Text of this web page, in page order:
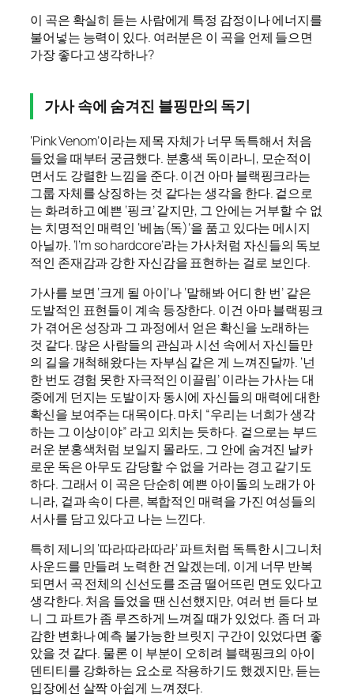
이 곡은 확실히 듣는 사람에게 특정 감정이나 에너지를
불어넣는 능력이 있다. 여러분은 이 곡을 언제 들으면
가장 좋다고 생각하나?
가사 속에 숨겨진 블핑만의 독기
‘Pink Venom’이라는 제목 자체가 너무 독특해서 처음
들었을 때부터 궁금했다. 분홍색 독이라니, 모순적이
면서도 강렬한 느낌을 준다. 이건 아마 블랙핑크라는
그룹 자체를 상징하는 것 같다는 생각을 한다. 겉으로
는 화려하고 예쁜 ‘핑크’ 같지만, 그 안에는 거부할 수 없
는 치명적인 매력인 ‘베놈(독)’을 품고 있다는 메시지
아닐까. ‘I’m so hardcore’라는 가사처럼 자신들의 독보
적인 존재감과 강한 자신감을 표현하는 걸로 보인다.
가사를 보면 ‘크게 될 아이’나 ‘말해봐 어디 한 번’ 같은
도발적인 표현들이 계속 등장한다. 이건 아마 블랙핑크
가 겪어온 성장과 그 과정에서 얻은 확신을 노래하는
것 같다. 많은 사람들의 관심과 시선 속에서 자신들만
의 길을 개척해왔다는 자부심 같은 게 느껴진달까. ‘넌
한 번도 경험 못한 자극적인 이끌림’ 이라는 가사는 대
중에게 던지는 도발이자 동시에 자신들의 매력에 대한
확신을 보여주는 대목이다. 마치 “우리는 너희가 생각
하는 그 이상이야” 라고 외치는 듯하다. 겉으로는 부드
러운 분홍색처럼 보일지 몰라도, 그 안에 숨겨진 날카
로운 독은 아무도 감당할 수 없을 거라는 경고 같기도
하다. 그래서 이 곡은 단순히 예쁜 아이돌의 노래가 아
니라, 겉과 속이 다른, 복합적인 매력을 가진 여성들의
서사를 담고 있다고 나는 느낀다.
특히 제니의 ‘따라따라따라’ 파트처럼 독특한 시그니처
사운드를 만들려 노력한 건 알겠는데, 이게 너무 반복
되면서 곡 전체의 신선도를 조금 떨어뜨린 면도 있다고
생각한다. 처음 들었을 땐 신선했지만, 여러 번 듣다 보
니 그 파트가 좀 루즈하게 느껴질 때가 있었다. 좀 더 과
감한 변화나 예측 불가능한 브릿지 구간이 있었다면 좋
았을 것 같다. 물론 이 부분이 오히려 블랙핑크의 아이
덴티티를 강화하는 요소로 작용하기도 했겠지만, 듣는
입장에선 살짝 아쉽게 느껴졌다.